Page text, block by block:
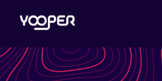
Social Media